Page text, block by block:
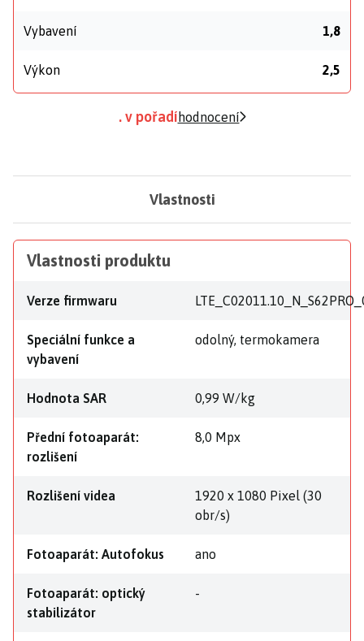
Vybavení 1,8
Výkon 2,5
. v pořadí hodnocení
Vlastnosti
Vlastnosti produktu
Verze firmwaru
Speciální funkce a
vybavení
odolný, termokamera
Hodnota SAR 0,99 W/kg
Přední fotoaparát:
rozlišení
8,0 Mpx
Rozlišení videa
1920 x 1080 Pixel (30
obr/s)
Fotoaparát: Autofokus ano
Fotoaparát: optický
stabilizátor
-